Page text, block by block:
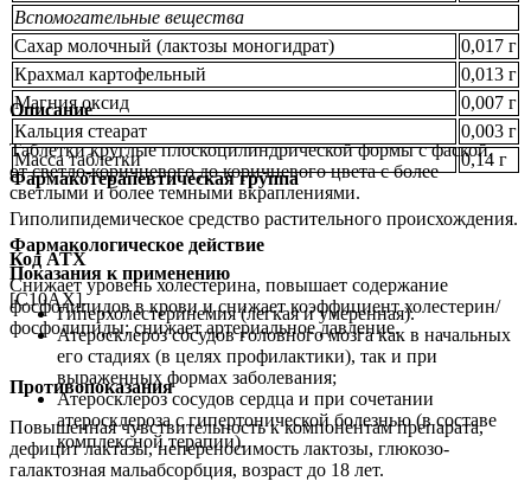
Вспомогательные вещества
Сахар молочный (лактозы моногидрат)
0,017 г
Крахмал картофельный
0,013 г
Магния оксид
0,007 г
Кальция стеарат
0,003 г
Масса таблетки
0,14 г
Описание
Таблетки круглые плоскоцилиндрической формы с фаской,
от светло-коричневого до коричневого цвета с более
светлыми и более темными вкраплениями.
Фармакотерапевтическая группа
Гиполипидемическое средство растительного происхождения.
Код АТХ
[С10АХ].
Фармакологическое действие
Снижает уровень холестерина, повышает содержание
фосфолипидов в крови и снижает коэффициент холестерин/
фосфолипиды; снижает артериальное давление.
Показания к применению
Гиперхолестеринемия (легкая и умеренная).
Атеросклероз сосудов головного мозга как в начальных
его стадиях (в целях профилактики), так и при
выраженных формах заболевания;
Атеросклероз сосудов сердца и при сочетании
атеросклероза с гипертонической болезнью (в составе
комплексной терапии).
Противопоказания
Повышенная чувствительность к компонентам препарата,
дефицит лактазы, непереносимость лактозы, глюкозо-
галактозная мальабсорбция, возраст до 18 лет.